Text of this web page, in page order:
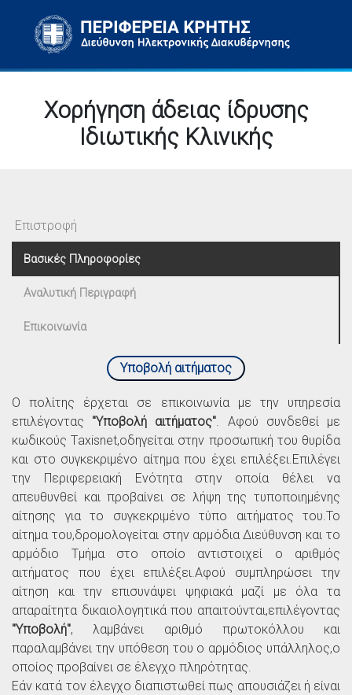
Χορήγηση άδειας ίδρυσης
Ιδιωτικής Κλινικής
Επιστροφή
Βασικές Πληροφορίες
Αναλυτική Περιγραφή
Επικοινωνία
Υποβολή αιτήματος
O πολίτης έρχεται σε επικοινωνία με την υπηρεσία
επιλέγοντας "Υποβολή αιτήματος". Αφού συνδεθεί με
κωδικούς Τaxisnet,οδηγείται στην προσωπική του θυρίδα
και στο συγκεκριμένο αίτημα που έχει επιλέξει.Επιλέγει
την Περιφερειακή Ενότητα στην οποία θέλει να
απευθυνθεί και προβαίνει σε λήψη της τυποποιημένης
αίτησης για το συγκεκριμένο τύπο αιτήματος του.Το
αίτημα του,δρομολογείται στην αρμόδια Διεύθυνση και το
αρμόδιο Τμήμα στο οποίο αντιστοιχεί ο αριθμός
αιτήματος που έχει επιλέξει.Αφού συμπληρώσει την
αίτηση και την επισυνάψει ψηφιακά μαζί με όλα τα
απαραίτητα δικαιολογητικά που απαιτούνται,επιλέγοντας
"Υποβολή", λαμβάνει αριθμό πρωτοκόλλου και
παραλαμβάνει την υπόθεση του ο αρμόδιος υπάλληλος,ο
οποίος προβαίνει σε έλεγχο πληρότητας.
Εάν κατά τον έλεγχο διαπιστωθεί πως απουσιάζει ή είναι